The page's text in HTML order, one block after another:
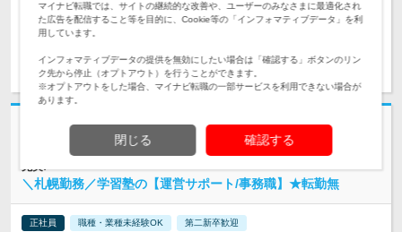
求人詳細を見る 気になる
志望動機・自己PR不要
株式会社練成会 | 産休・育休取得実績もあり！<年間休日115日>私生活も
充実♪
＼札幌勤務／学習塾の【運営サポート/事務職】★転勤無
正社員 職種・業種未経験OK 第二新卒歓迎
マイナビ転職では、サイトの継続的な改善や、ユーザーのみなさまに最適化され
た広告を配信すること等を目的に、Cookie等の「インフォマティブデータ」を利
用しています。
インフォマティブデータの提供を無効にしたい場合は「確認する」ボタンのリン
ク先から停止（オプトアウト）を行うことができます。
※オプトアウトをした場合、マイナビ転職の一部サービスを利用できない場合が
あります。
閉じる 確認する